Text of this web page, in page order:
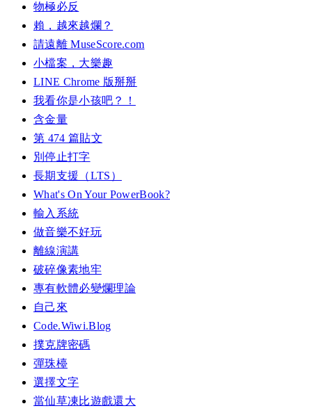
物極必反
賴，越來越爛？
請遠離 MuseScore.com
小檔案，大樂趣
LINE Chrome 版掰掰
我看你是小孩吧？！
含金量
第 474 篇貼文
別停止打字
長期支援（LTS）
What's On Your PowerBook?
輸入系統
做音樂不好玩
離線演講
破碎像素地牢
專有軟體必變爛理論
自己來
Code.Wiwi.Blog
撲克牌密碼
彈珠檯
選擇文字
當仙草凍比遊戲還大